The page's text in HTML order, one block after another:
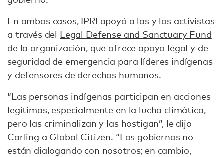
En ambos casos, IPRI apoyó a las y los activistas
a través del Legal Defense and Sanctuary Fund
de la organización, que ofrece apoyo legal y de
seguridad de emergencia para líderes indígenas
y defensores de derechos humanos.
“Las personas indígenas participan en acciones
legítimas, especialmente en la lucha climática,
pero las criminalizan y las hostigan”, le dijo
Carling a Global Citizen. “Los gobiernos no
están dialogando con nosotros; en cambio,